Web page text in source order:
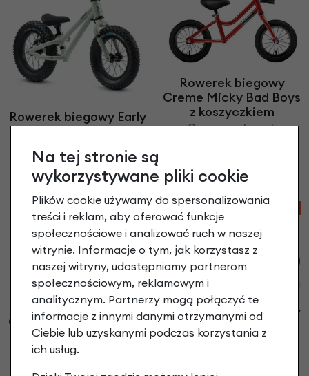
Rowerek biegowy Early
Rider Big Foot 12"
1 049,00 zł | -7%
975,57 zł
Rowerek biegowy
Creme Micky Bad Boys
z koszyczkiem
Czerwony+ koszyk
Rowerek biegowy
Creme Micky Bad Boys
z koszyczkiem
Czarny + koszyk
Rowerek biegowy Early
Rider Bonsai 12"
799,00 zł
Na tej stronie są
wykorzystywane pliki cookie
Plików cookie używamy do spersonalizowania
treści i reklam, aby oferować funkcje
społecznościowe i analizować ruch w naszej
witrynie. Informacje o tym, jak korzystasz z
naszej witryny, udostępniamy partnerom
społecznościowym, reklamowym i
analitycznym. Partnerzy mogą połączyć te
informacje z innymi danymi otrzymanymi od
Ciebie lub uzyskanymi podczas korzystania z
ich usług.